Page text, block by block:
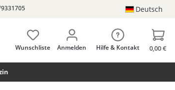
Deutsch
Wunschliste Anmelden Hilfe & Kontakt 0,00 €